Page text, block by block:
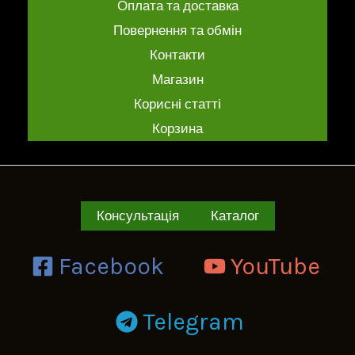
Оплата та доставка
Повернення та обмін
Контакти
Магазин
Корисні статті
Корзина
Консультація Каталог
Facebook
YouTube
Telegram